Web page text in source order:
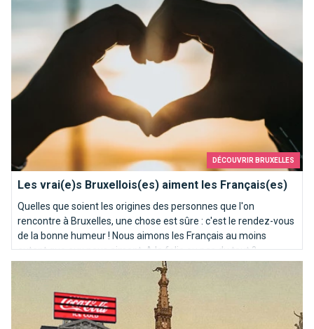
DÉCOUVRIR BRUXELLES
Les vrai(e)s Bruxellois(es) aiment les Français(es)
Quelles que soient les origines des personnes que l'on
rencontre à Bruxelles, une chose est sûre : c'est le rendez-vous
de la bonne humeur ! Nous aimons les Français au moins
autant que eux nous aiment. A la folie ou pas du tout ?